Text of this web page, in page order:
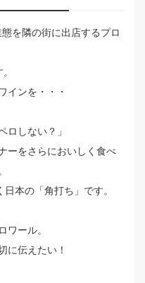
を隣の街に出店するプロ
インを・・・
ロしない？」
ーをさらにおいしく食べ
本の「角打ち」です。
ワール。
に伝えたい！